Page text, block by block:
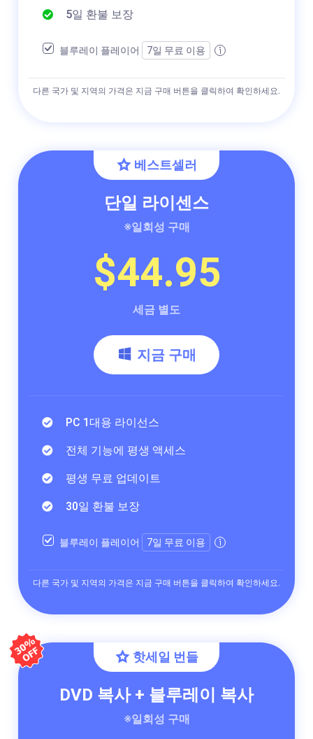
5일 환불 보장
블루레이 플레이어 7일 무료 이용
다른 국가 및 지역의 가격은 지금 구매 버튼을 클릭하여 확인하세요.
베스트셀러
단일 라이센스
※일회성 구매
$44.95
세금 별도
지금 구매
PC 1대용 라이선스
전체 기능에 평생 액세스
평생 무료 업데이트
30일 환불 보장
블루레이 플레이어 7일 무료 이용
다른 국가 및 지역의 가격은 지금 구매 버튼을 클릭하여 확인하세요.
핫세일 번들
DVD 복사 + 블루레이 복사
※일회성 구매